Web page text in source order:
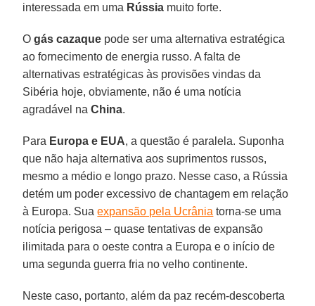
interessada em uma Rússia muito forte.
Ogás cazaque pode ser uma alternativa estratégica
ao fornecimento de energia russo. A falta de
alternativas estratégicas às provisões vindas da
Sibéria hoje, obviamente, não é uma notícia
agradável naChina.
Para Europa e EUA, a questão é paralela. Suponha
que não haja alternativa aos suprimentos russos,
mesmo a médio e longo prazo. Nesse caso, a Rússia
detém um poder excessivo de chantagem em relação
à Europa. Suaexpansão pela Ucrânia torna-se uma
notícia perigosa – quase tentativas de expansão
ilimitada para o oeste contra a Europa e o início de
uma segunda guerra fria no velho continente.
Neste caso, portanto, além da paz recém-descoberta